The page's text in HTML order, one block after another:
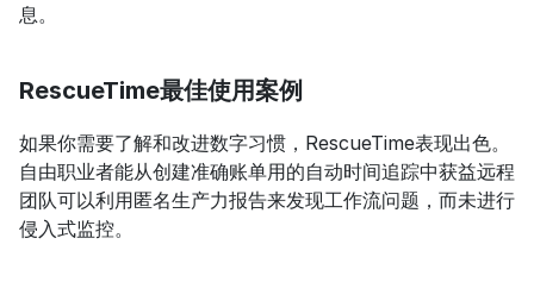
息。
RescueTime最佳使用案例
如果你需要了解和改进数字习惯，RescueTime表现出色。
自由职业者能从创建准确账单用的自动时间追踪中获益远程
团队可以利用匿名生产力报告来发现工作流问题，而未进行
侵入式监控。